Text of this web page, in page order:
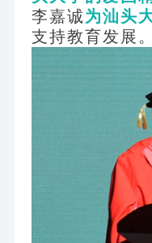
李嘉诚为汕头
支持教育发展。